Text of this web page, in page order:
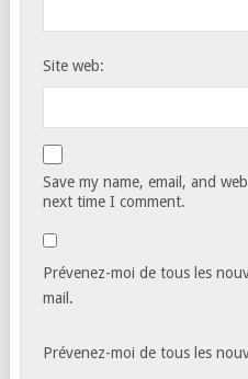
Site web:
Save my name, email, and
next time I comment.
Prévenez-moi de tous les
mail.
Prévenez-moi de tous les